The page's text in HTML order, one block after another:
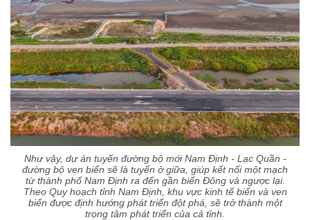
Như vậy, dự án tuyến đường bộ mới Nam Định - Lạc Quần -
đường bộ ven biển sẽ là tuyến ở giữa, giúp kết nối một mạch
từ thành phố Nam Định ra đến gần biển Đông và ngược lại.
Theo Quy hoạch tỉnh Nam Định, khu vực kinh tế biển và ven
biển được định hướng phát triển đột phá, sẽ trở thành một
trọng tâm phát triển của cả tỉnh.